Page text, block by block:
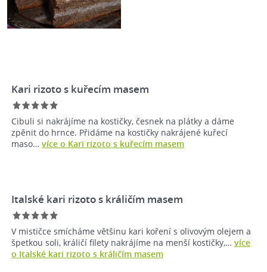
Kari rizoto s kuřecím masem
Cibuli si nakrájíme na kostičky, česnek na plátky a dáme
zpěnit do hrnce. Přidáme na kostičky nakrájené kuřecí
maso… více o Kari rizoto s kuřecím masem
Italské kari rizoto s králičím masem
V mističce smícháme většinu kari koření s olivovým olejem a
špetkou soli, králičí filety nakrájíme na menší kostičky,… více
o Italské kari rizoto s králičím masem